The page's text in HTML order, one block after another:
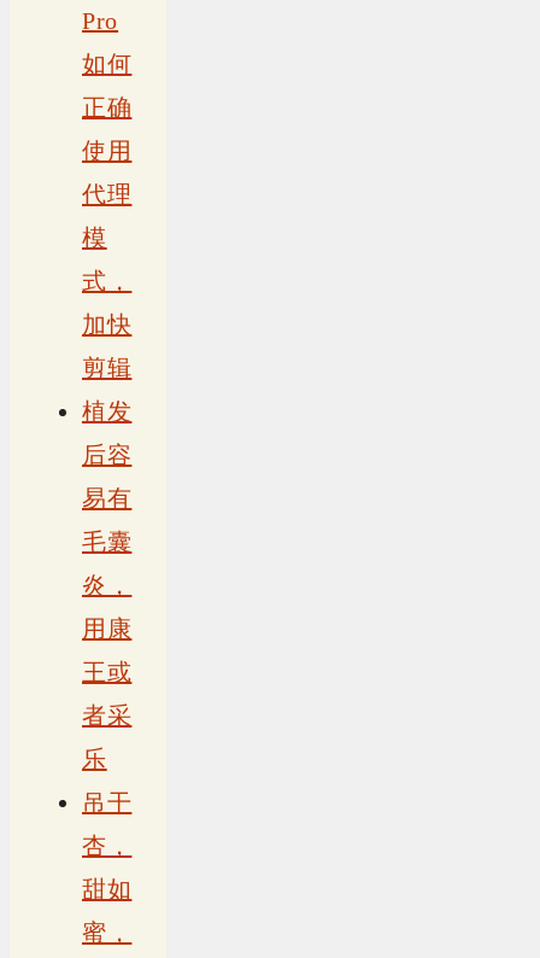
Pro
如何
正确
使用
代理
模
式，
加快
剪辑
植发
后容
易有
毛囊
炎，
用康
王或
者采
乐
吊干
杏，
甜如
蜜，